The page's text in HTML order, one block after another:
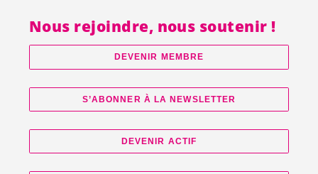
Nous rejoindre, nous soutenir !
DEVENIR MEMBRE
S’ABONNER À LA NEWSLETTER
DEVENIR ACTIF